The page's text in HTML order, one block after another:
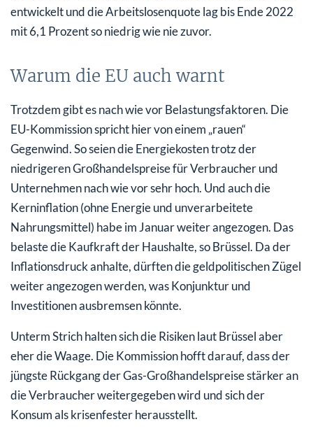
entwickelt und die Arbeitslosenquote lag bis Ende 2022
mit 6,1 Prozent so niedrig wie nie zuvor.
Warum die EU auch warnt
Trotzdem gibt es nach wie vor Belastungsfaktoren. Die
EU-Kommission spricht hier von einem „rauen“
Gegenwind. So seien die Energiekosten trotz der
niedrigeren Großhandelspreise für Verbraucher und
Unternehmen nach wie vor sehr hoch. Und auch die
Kerninflation (ohne Energie und unverarbeitete
Nahrungsmittel) habe im Januar weiter angezogen. Das
belaste die Kaufkraft der Haushalte, so Brüssel. Da der
Inflationsdruck anhalte, dürften die geldpolitischen Zügel
weiter angezogen werden, was Konjunktur und
Investitionen ausbremsen könnte.
Unterm Strich halten sich die Risiken laut Brüssel aber
eher die Waage. Die Kommission hofft darauf, dass der
jüngste Rückgang der Gas-Großhandelspreise stärker an
die Verbraucher weitergegeben wird und sich der
Konsum als krisenfester herausstellt.